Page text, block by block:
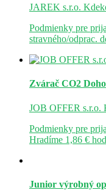
JAREK s.r.o.
Podmienky pre
stravného/odprac.
Zvárač CO2
JOB OFFER s.r.o.
Podmienky pre
Hradíme 1,86 €
Junior výrobný